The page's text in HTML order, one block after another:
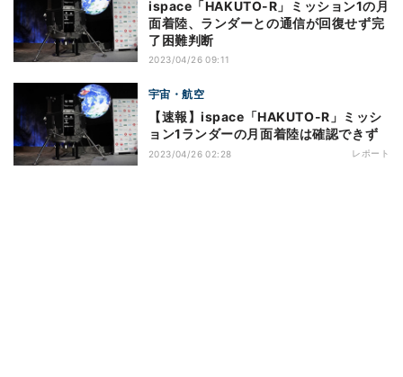
ispace「HAKUTO-R」ミッション1の月
面着陸、ランダーとの通信が回復せず完
了困難判断
2023/04/26 09:11
宇宙・航空
【速報】ispace「HAKUTO-R」ミッシ
ョン1ランダーの月面着陸は確認できず
2023/04/26 02:28 レポート